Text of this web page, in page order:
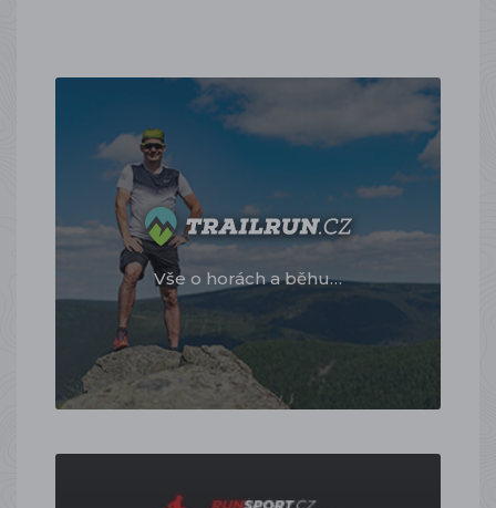
Vše o horách a běhu…